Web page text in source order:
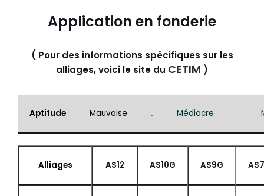
Application en fonderie
( Pour des informations spécifiques sur les
alliages, voici le site du CETIM )
Aptitude Mauvaise . Médiocre
Alliages AS12 AS10G AS9G